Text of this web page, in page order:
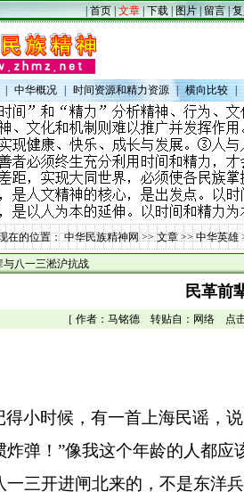
|首页|文章|下载| 图片|留言|
中华概况 时间资源和精力资源 | 横向比较
在的位置：中华民族精神网>>文章>>中华英雄
与八一三淞沪抗战
民革前
［ 作者：马铭德 转贴自：网络 点
得小时候，有一首上海民谣，
炸弹！”像我这个年龄的人都
一三开进闸北来的，不是东洋